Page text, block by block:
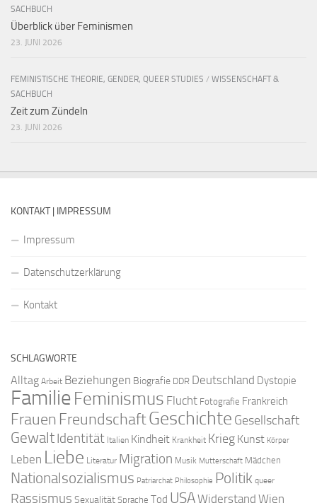
SACHBUCH
Überblick über Feminismen
23. JUNI 2026
FEMINISTISCHE THEORIE, GENDER, QUEER STUDIES / WISSENSCHAFT &
SACHBUCH
Zeit zum Zündeln
23. JUNI 2026
KONTAKT | IMPRESSUM
Impressum
Datenschutzerklärung
Kontakt
SCHLAGWORTE
Alltag Arbeit Beziehungen Biografie DDR Deutschland Dystopie
FamilieFeminismus Flucht Fotografie Frankreich
Frauen FreundschaftGeschichte Gesellschaft
GewaltIdentität Italien Kindheit Krankheit Krieg Kunst Körper
Leben Liebe Literatur Migration Musik Mutterschaft Mädchen
Nationalsozialismus Patriarchat Philosophie Politik queer
Rassismus SexualitätSprache Tod USAWiderstand Wien